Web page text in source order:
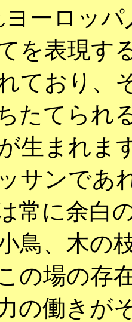
ヨーロッ
を表現す
ており、
たてられ
生まれま
サンであ
常に余白
鳥、木の
の場の存
の働きが